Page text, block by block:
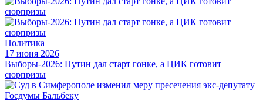
Политика
17 июня 2026
Выборы-2026: Путин дал старт гонке, а ЦИК готовит
сюрпризы